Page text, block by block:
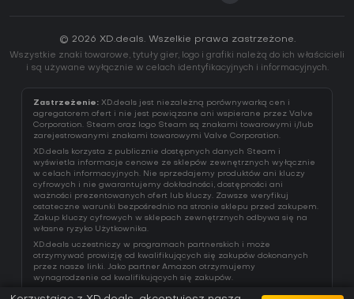
© 2026 XD.deals. Wszelkie prawa zastrzeżone.
Wszystkie znaki towarowe, tytuły gier, logo i grafiki należą do ich właścicieli
i są używane wyłącznie w celach identyfikacyjnych i informacyjnych.
Zastrzeżenie: XD.deals jest niezależną porównywarką cen i
agregatorem ofert i nie jest powiązane ani wspierane przez Valve
Corporation. Steam oraz logo Steam są znakami towarowymi i/lub
zarejestrowanymi znakami towarowymi Valve Corporation.
XD.deals korzysta z publicznie dostępnych danych Steam i
wyświetla informacje cenowe ze sklepów zewnętrznych wyłącznie
w celach informacyjnych. Nie sprzedajemy produktów ani kluczy
cyfrowych i nie gwarantujemy dokładności, dostępności ani
ważności prezentowanych ofert lub kluczy. Zawsze weryfikuj
ostateczne warunki bezpośrednio na stronie sklepu przed zakupem.
Zakup kluczy cyfrowych w sklepach zewnętrznych odbywa się na
własne ryzyko Użytkownika.
XD.deals uczestniczy w programach partnerskich i może
otrzymywać prowizję od kwalifikujących się zakupów dokonanych
przez nasze linki. Jako partner Amazon otrzymujemy
wynagrodzenie od kwalifikujących się zakupów.